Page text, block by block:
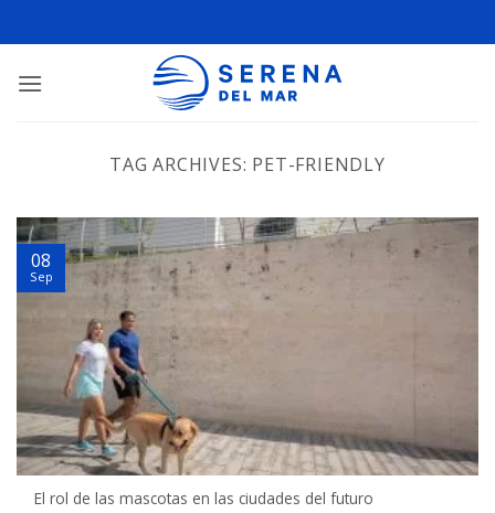
TAG ARCHIVES: PET-FRIENDLY
El rol de las mascotas en las ciudades del futuro
08
Sep